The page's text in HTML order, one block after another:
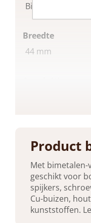
Product
Met
geschikt voor
spijkers,
Cu-buizen,
kunststoffen.
Bi-Metaal
Breedte
44 mm
Fein
Toepassing
Hout en metaal
Toepassing voor